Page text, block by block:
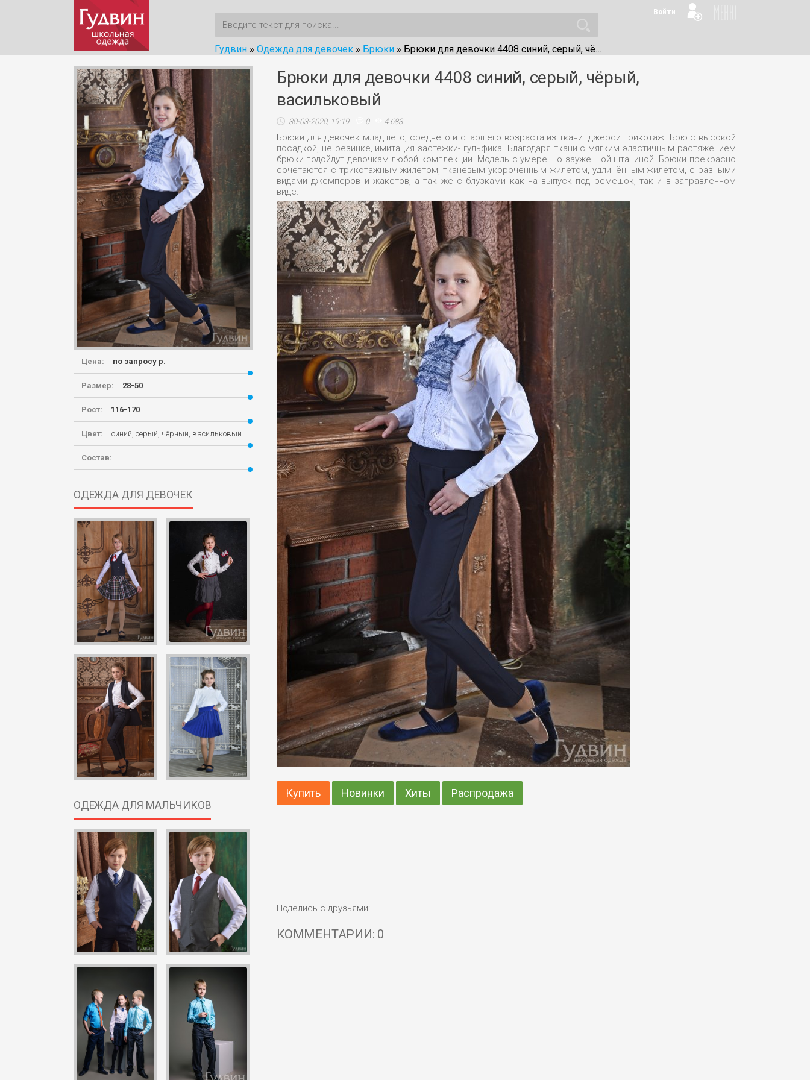
Гудвин » Одежда для девочек » Брюки » Брюки для девочки 4408 синий, серый, чёрый, васильковый
Войти
Цена: по запросу р.
Размер: 28-50
Рост: 116-170
Цвет: синий, серый, чёрный, васильковый
Состав:
ОДЕЖДА ДЛЯ ДЕВОЧЕК
ОДЕЖДА ДЛЯ МАЛЬЧИКОВ
Брюки для девочки 4408 синий, серый, чёрый,
васильковый
30-03-2020, 19:19 0 4 683
Брюки для девочек младшего, среднего и старшего возраста из ткани джерси трикотаж. Брю с высокой
посадкой, не резинке, имитация застёжки- гульфика. Благодаря ткани с мягким эластичным растяжением
брюки подойдут девочкам любой комплекции. Модель с умеренно зауженной штаниной. Брюки прекрасно
сочетаются с трикотажным жилетом, тканевым укороченным жилетом, удлинённым жилетом, с разными
видами джемперов и жакетов, а так же с блузками как на выпуск под ремешок, так и в заправленном
виде.
Купить Новинки Хиты Распродажа
Поделись с друзьями:
КОММЕНТАРИИ: 0